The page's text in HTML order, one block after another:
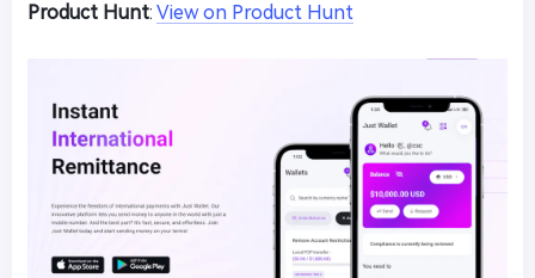
Product Hunt: View on Product Hunt